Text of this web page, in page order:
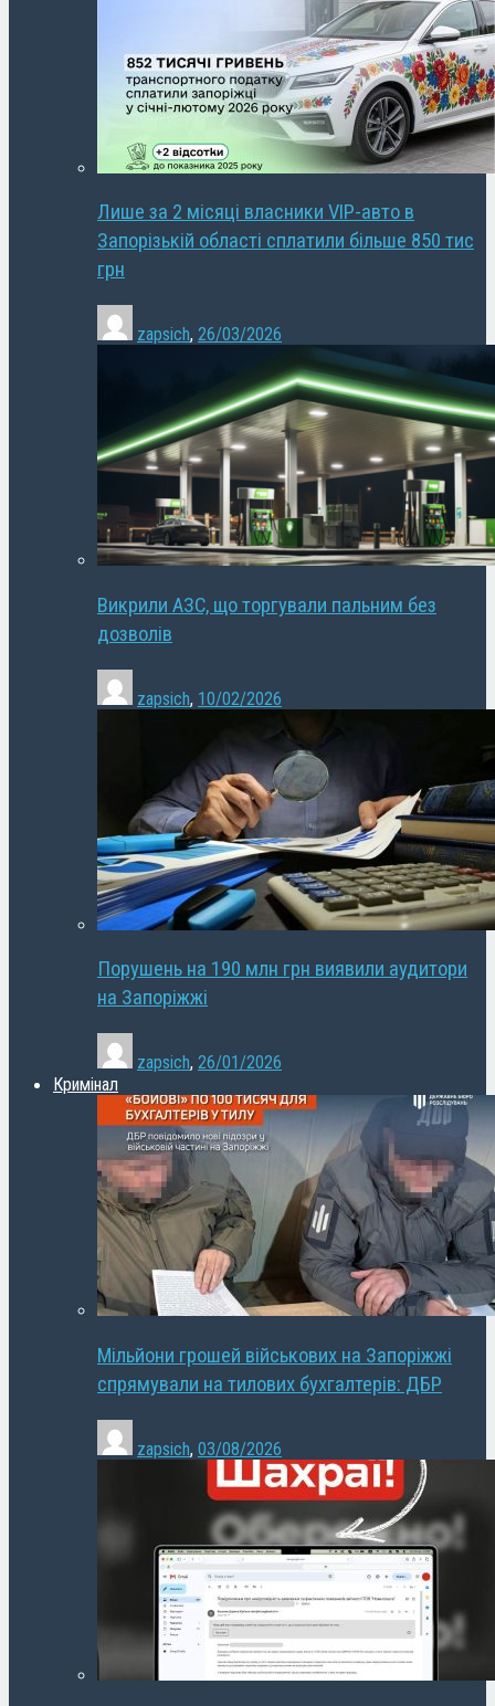
Лише за 2 місяці власники VIP-авто в
Запорізькій області сплатили більше 850 тис
грн
zapsich, 26/03/2026
Викрили АЗС, що торгували пальним без
дозволів
zapsich, 10/02/2026
Порушень на 190 млн грн виявили аудитори
на Запоріжжі
zapsich, 26/01/2026
Кримінал
Мільйони грошей військових на Запоріжжі
спрямували на тилових бухгалтерів: ДБР
zapsich, 03/08/2026